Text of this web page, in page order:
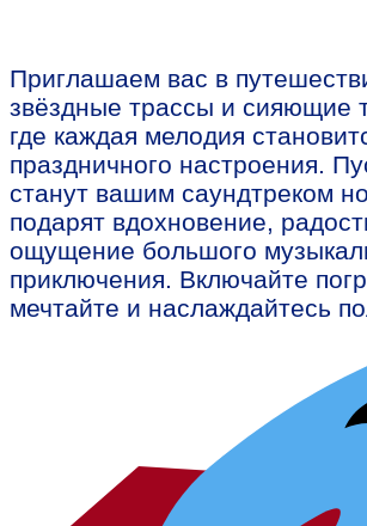
Приглашаем вас в
звёздные трассы и сияющие
где каждая мелодия
праздничного настроения.
станут вашим саундтреком
подарят вдохновение,
ощущение большого
приключения. Включайте
мечтайте и наслаждайтесь